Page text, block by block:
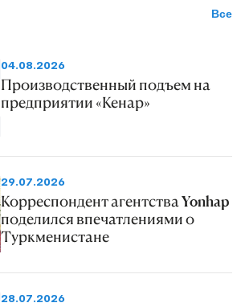
Все
04.08.2026
Производственный подъем на
предприятии «Кенар»
29.07.2026
Корреспондент агентства Yonhap
поделился впечатлениями о
Туркменистане
28.07.2026